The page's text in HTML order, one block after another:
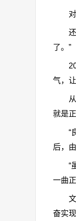
对陶
还正
了。”
气，
从此
就是
“良
后，
“虽
一曲
文明
奋实